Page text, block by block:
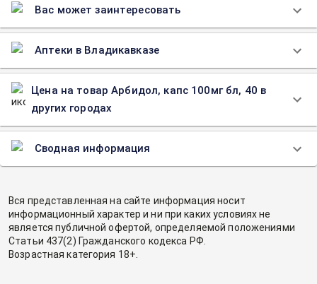
Вас может заинтересовать
Аптеки в Владикавказе
Цена на товар Арбидол, капс 100мг бл, 40 в
других городах
Сводная информация
Вся представленная на сайте информация носит
информационный характер и ни при каких условиях не
является публичной офертой, определяемой положениями
Статьи 437(2) Гражданского кодекса РФ.
Возрастная категория 18+.